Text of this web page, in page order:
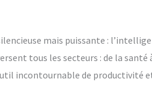
mais puissante :
tous les secteurs : de la santé
incontournable de productivité